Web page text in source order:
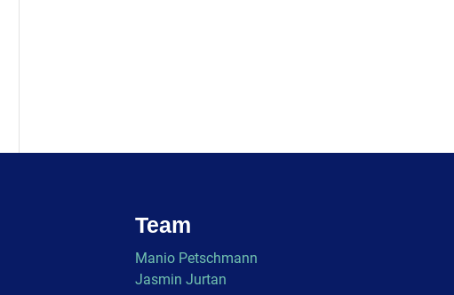
Team
Manio Petschmann
Jasmin Jurtan